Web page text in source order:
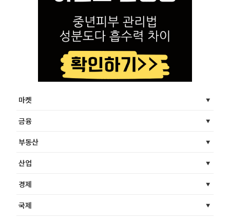
마켓
금융
부동산
산업
경제
국제